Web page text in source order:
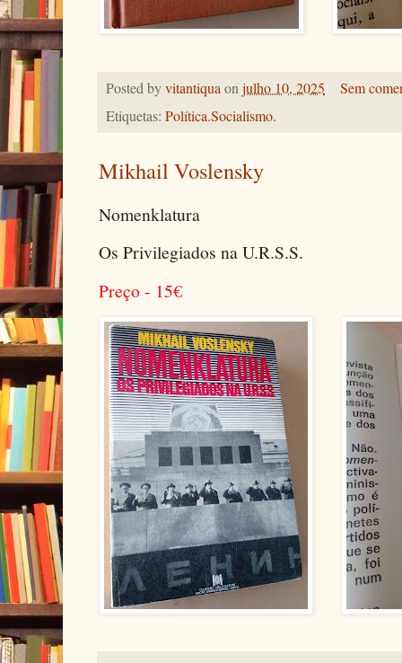
Posted byvitantiquaonjulho 10, 2025
Sem
Etiquetas: Política.Socialismo.
Mikhail Voslensky
Nomenklatura
Os Privilegiados na U.R.S.S.
Preço - 15€